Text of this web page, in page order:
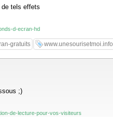
tels effets
d-ecran-hd
gratuits www.unesourisetmoi.info
;)
de-lecture-pour-vos-visiteurs